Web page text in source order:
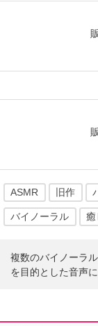
ASMR 旧作
バイノーラル 癒
複数のバイノーラ
を目的とした音声に